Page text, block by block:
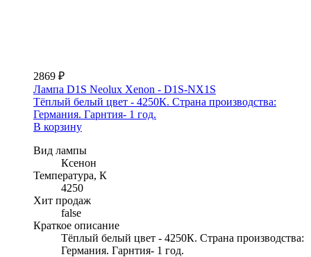
2869 ₽
Лампа D1S Neolux Xenon - D1S-NX1S
Тёплый белый цвет - 4250К. Страна производства:
Германия. Гарнтия- 1 год.
В корзину
Вид лампы
Ксенон
Температура, К
4250
Хит продаж
false
Краткое описание
Тёплый белый цвет - 4250К. Страна производства:
Германия. Гарнтия- 1 год.